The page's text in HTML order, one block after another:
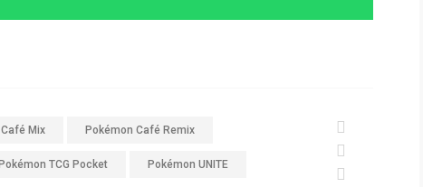
Mix Pokémon Café Remix
Pokémon TCG Pocket Pokémon UNITE